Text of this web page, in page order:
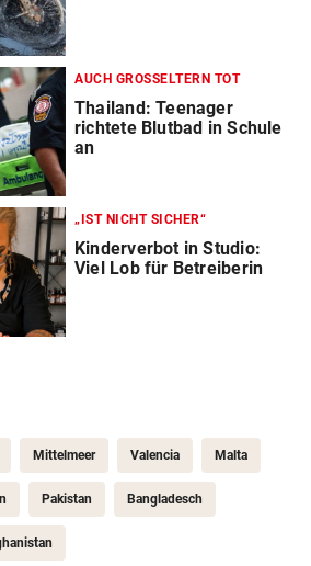
AUCH GROSSELTERN TOT
Thailand: Teenager
richtete Blutbad in Schule
an
„IST NICHT SICHER“
Kinderverbot in Studio:
Viel Lob für Betreiberin
Mittelmeer Valencia Malta
Pakistan Bangladesch